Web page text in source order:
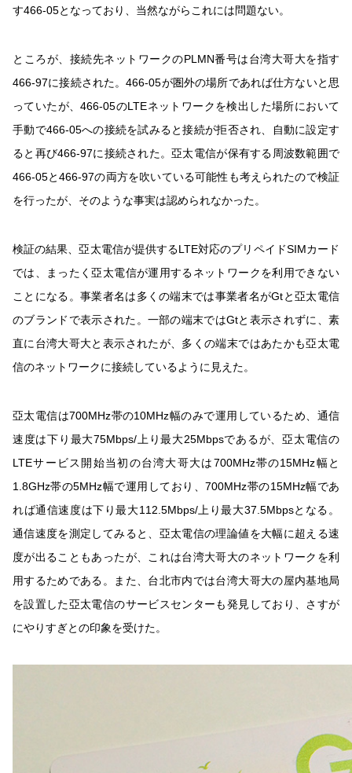
す466-05となっており、当然ながらこれには問題ない。
ところが、接続先ネットワークのPLMN番号は台湾大哥大を指す
466-97に接続された。466-05が圏外の場所であれば仕方ないと思
っていたが、466-05のLTEネットワークを検出した場所において
手動で466-05への接続を試みると接続が拒否され、自動に設定す
ると再び466-97に接続された。亞太電信が保有する周波数範囲で
466-05と466-97の両方を吹いている可能性も考えられたので検証
を行ったが、そのような事実は認められなかった。
検証の結果、亞太電信が提供するLTE対応のプリペイドSIMカード
では、まったく亞太電信が運用するネットワークを利用できない
ことになる。事業者名は多くの端末では事業者名がGtと亞太電信
のブランドで表示された。一部の端末ではGtと表示されずに、素
直に台湾大哥大と表示されたが、多くの端末ではあたかも亞太電
信のネットワークに接続しているように見えた。
亞太電信は700MHz帯の10MHz幅のみで運用しているため、通信
速度は下り最大75Mbps/上り最大25Mbpsであるが、亞太電信の
LTEサービス開始当初の台湾大哥大は700MHz帯の15MHz幅と
1.8GHz帯の5MHz幅で運用しており、700MHz帯の15MHz幅であ
れば通信速度は下り最大112.5Mbps/上り最大37.5Mbpsとなる。
通信速度を測定してみると、亞太電信の理論値を大幅に超える速
度が出ることもあったが、これは台湾大哥大のネットワークを利
用するためである。また、台北市内では台湾大哥大の屋内基地局
を設置した亞太電信のサービスセンターも発見しており、さすが
にやりすぎとの印象を受けた。